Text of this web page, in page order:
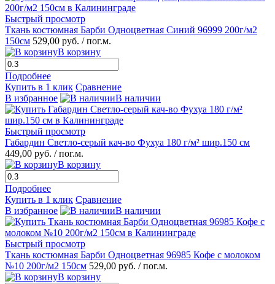
Быстрый просмотр
Ткань костюмная Барби Одноцветная Синий 96999 200г/м2
150см 529,00 руб. / пог.м.
В корзину
Подробнее
Купить в 1 клик Сравнение
В избранное
В наличии
Быстрый просмотр
Габардин Светло-серый кач-во Фухуа 180 г/м² шир.150 см
449,00 руб. / пог.м.
В корзину
Подробнее
Купить в 1 клик Сравнение
В избранное
В наличии
Быстрый просмотр
Ткань костюмная Барби Одноцветная 96985 Кофе с молоком
№10 200г/м2 150см 529,00 руб. / пог.м.
В корзину